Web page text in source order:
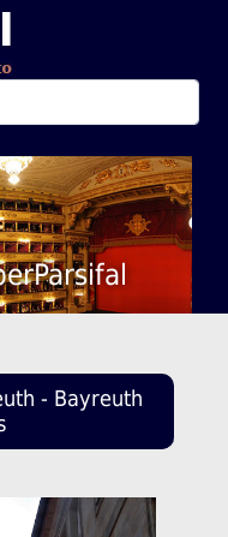
- Bayreuth